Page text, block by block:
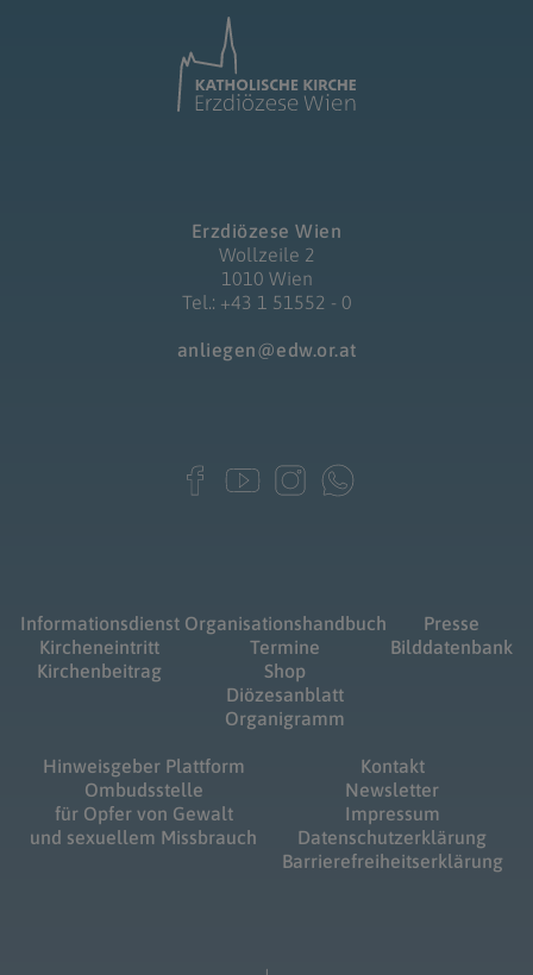
Erzdiözese Wien
Wollzeile 2
1010 Wien
Tel.: +43 1 51552 - 0
anliegen@edw.or.at
Informationsdienst
Kircheneintritt
Kirchenbeitrag
Organisationshandbuch
Termine
Shop
Diözesanblatt
Organigramm
Presse
Bilddatenbank
Hinweisgeber Plattform
Ombudsstelle
für Opfer von Gewalt
und sexuellem Missbrauch
Kontakt
Newsletter
Impressum
Datenschutzerklärung
Barrierefreiheitserklärung